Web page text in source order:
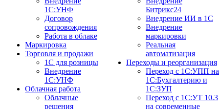
1С:УНФ
Договор
сопровождения
Работа в облаке
Маркировка
Торговля и продажи
1С для розницы
Внедрение
1С:УНФ
Облачная работа
Облачные
решения
Битрикс24
Внедрение ИИ в 1С
Внедрение
маркировки
Реальная
автоматизация
Переходы и реорганизация
Переход с 1С:УПП на
1С:Бухгалтерию и
1С:ЗУП
Переход с 1С:УТ 10.3
на современные